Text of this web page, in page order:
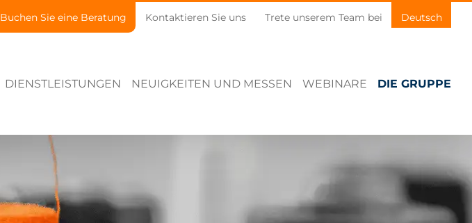
Buchen Sie eine Beratung Kontaktieren Sie uns Trete unserem Team bei Deutsch
DIENSTLEISTUNGEN NEUIGKEITEN UND MESSEN WEBINARE DIE GRUPPE